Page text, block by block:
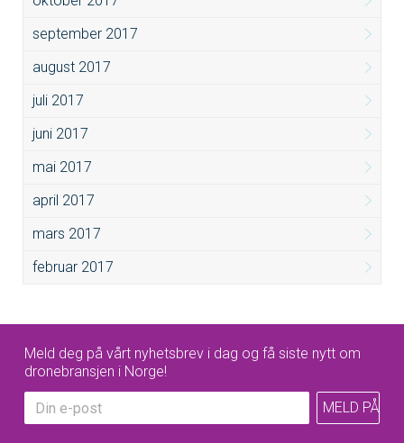
september 2017
august 2017
juli 2017
juni 2017
mai 2017
april 2017
mars 2017
februar 2017
Meld deg på vårt nyhetsbrev i dag og få siste nytt om
dronebransjen i Norge!